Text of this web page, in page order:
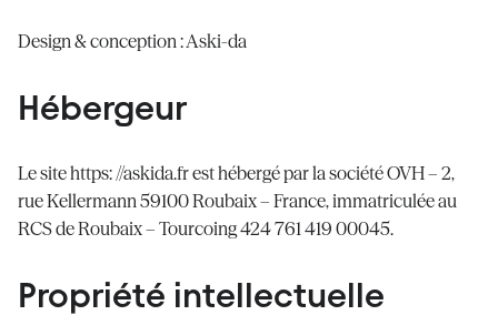
Design & conception : Aski-da
Hébergeur
Le site https: //askida.fr est hébergé par la société OVH – 2,
rue Kellermann 59100 Roubaix – France, immatriculée au
RCS de Roubaix – Tourcoing 424 761 419 00045.
Propriété intellectuelle